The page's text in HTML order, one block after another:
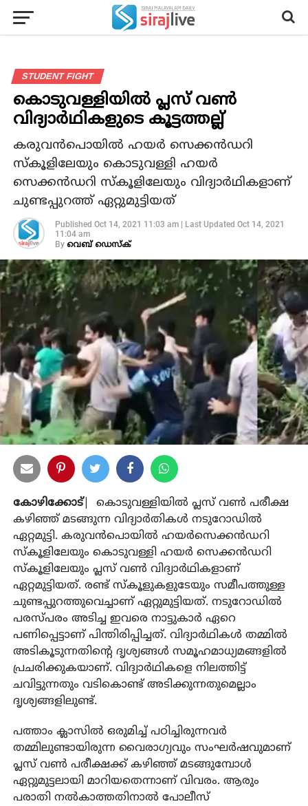
STUDENT FIGHT
കൊടുവള്ളിയില്‍ പ്ലസ് വണ്‍
വിദ്യാര്‍ഥികളുടെ കൂട്ടത്തല്ല്
കരുവന്‍പൊയില്‍ ഹയര്‍ സെക്കന്‍ഡറി
സ്‌കൂളിലേയും കൊടുവള്ളി ഹയര്‍
സെക്കന്‍ഡറി സ്‌കൂളിലേയും വിദ്യാര്‍ഥികളാണ്
ചുണ്ടപ്പുറത്ത് ഏറ്റുമുട്ടിയത്
Published Oct 14, 2021 11:03 am| Last Updated Oct 14, 2021
11:04 am
By വെബ് ഡെസ്‌ക്
കോഴിക്കോട്| കൊടുവള്ളിയില്‍ പ്ലസ് വണ്‍ പരീക്ഷ
കഴിഞ്ഞ് മടങ്ങുന്ന വിദ്യാര്‍തികള്‍ നടുറോഡില്‍
ഏറ്റമുട്ടി. കരുവന്‍പൊയില്‍ ഹയര്‍സെക്കന്‍ഡറി
സ്‌കൂളിലേയും കൊടുവള്ളി ഹയര്‍ സെക്കന്‍ഡറി
സ്‌കൂളിലേയും പ്ലസ് വണ്‍ വിദ്യാര്‍ഥികളാണ്
ഏറ്റമുട്ടിയത്. രണ്ട് സ്‌കൂളുകളുടേയും സമീപത്തുള്ള
ചുണ്ടപ്പുറത്തുവെച്ചാണ് ഏറ്റുമുട്ടിയത്. നടുറോഡില്‍
പരസ്പരം അടിച്ച ഇവരെ നാട്ടുകാര്‍ ഏറെ
പണിപ്പെട്ടാണ് പിന്തിരിപ്പിച്ചത്. വിദ്യാര്‍ഥികള്‍ തമ്മില്‍
അടികൂടുന്നതിന്റെ ദൃശ്യങ്ങള്‍ സമൂഹമാധ്യമങ്ങളില്‍
പ്രചരിക്കുകയാണ്. വിദ്യാര്‍ഥികളെ നിലത്തിട്ട്
ചവിട്ടുന്നതും വടികൊണ്ട് അടിക്കുന്നതുമെല്ലാം
ദൃശ്യങ്ങളിലുണ്ട്.
പത്താം ക്ലാസില്‍ ഒരുമിച്ച് പഠിച്ചിരുന്നവര്‍
തമ്മിലുണ്ടായിരുന്ന വൈരാഗ്യവും സംഘര്‍ഷവുമാണ്
പ്ലസ് വണ്‍ പരീക്ഷക്ക് കഴിഞ്ഞ് മടങ്ങുമ്പോള്‍
ഏറ്റുമുട്ടലായി മാറിയതെന്നാണ് വിവരം. ആരും
പരാതി നല്‍കാത്തതിനാല്‍ പോലീസ്